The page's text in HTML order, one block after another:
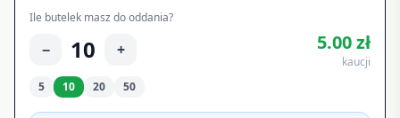
Ile butelek masz do oddania?
− 10 + 5.00zł
kaucji
5
10 20 50